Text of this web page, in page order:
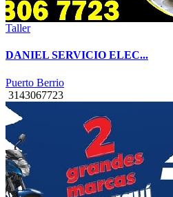
Taller
DANIEL SERVICIO ELEC...
Puerto Berrio
3143067723